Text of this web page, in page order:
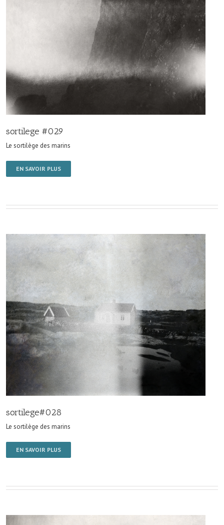
sortilege #029
Le sortilège des marins
EN SAVOIR PLUS
sortilege#028
Le sortilège des marins
EN SAVOIR PLUS